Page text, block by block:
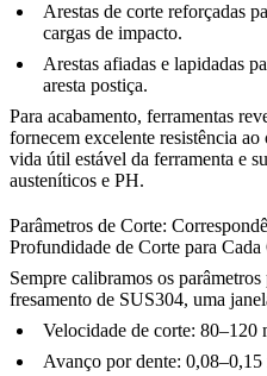
Arestas de corte reforçadas
cargas de impacto.
Arestas afiadas e lapidadas
aresta postiça.
Para acabamento, ferramentas
fornecem excelente resistência
vida útil estável da ferramenta e
austeníticos e PH.
Parâmetros de Corte:
Profundidade de Corte para Cada
Sempre calibramos os
fresamento de SUS304, uma
Velocidade de corte: 80–120
Avanço por dente: 0,08–0,15